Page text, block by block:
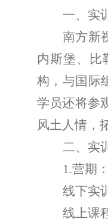
一、实
南方新
内斯堡、比
构，与国际
学员还将参
风土人情，
二、实
1.营期：
线下实
线上课